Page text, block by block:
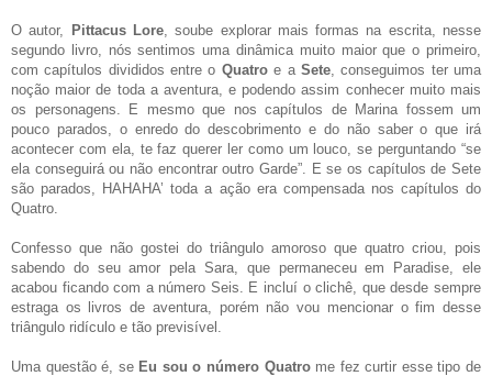
O autor, Pittacus Lore, soube explorar mais formas na escrita, nesse
segundo livro, nós sentimos uma dinâmica muito maior que o primeiro,
com capítulos divididos entre o Quatroe a Sete, conseguimos ter uma
noção maior de toda a aventura, e podendo assim conhecer muito mais
os personagens. E mesmo que nos capítulos de Marina fossem um
pouco parados, o enredo do descobrimento e do não saber o que irá
acontecer com ela, te faz querer ler como um louco, se perguntando “se
ela conseguirá ou não encontrar outro Garde”. E se os capítulos de Sete
são parados, HAHAHA’ toda a ação era compensada nos capítulos do
Quatro.
Confesso que não gostei do triângulo amoroso que quatro criou, pois
sabendo do seu amor pela Sara, que permaneceu em Paradise, ele
acabou ficando com a número Seis. E incluí o clichê, que desde sempre
estraga os livros de aventura, porém não vou mencionar o fim desse
triângulo ridículo e tão previsível.
Uma questão é, se Eu sou o número Quatrome fez curtir esse tipo de